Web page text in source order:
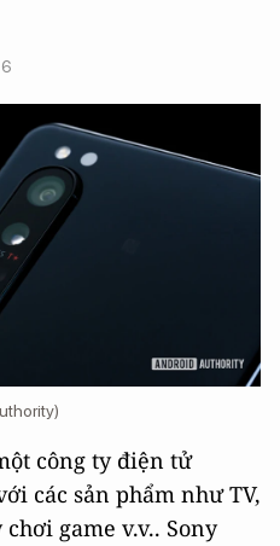
công ty điện tử
các sản phẩm như TV,
game v.v.. Sony